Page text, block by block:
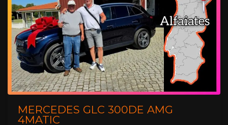
MERCEDES GLC 300DE AMG
4MATIC